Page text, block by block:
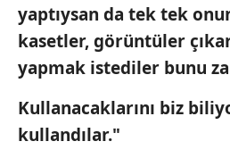
yaptıysan da tek tek
kasetler, görüntüler
yapmak istediler bunu
Kullanacaklarını biz
kullandılar."